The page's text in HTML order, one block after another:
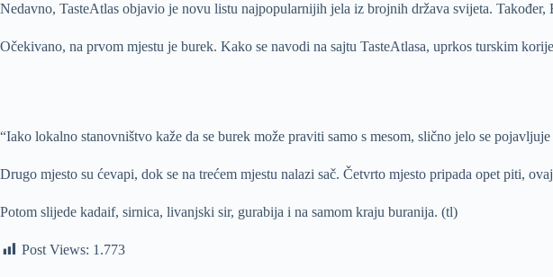
Nedavno, TasteAtlas objavio je novu listu najpopularnijih jela iz brojnih država svijeta.
Očekivano, na prvom mjestu je burek. Kako se navodi na sajtu TasteAtlasa, uprkos turskim
“Iako lokalno stanovništvo kaže da se burek može praviti samo s mesom, slično jelo se
Drugo mjesto su ćevapi, dok se na trećem mjestu nalazi sač. Četvrto mjesto pripada opet piti,
Potom slijede kadaif, sirnica, livanjski sir, gurabija i na samom kraju buranija. (tl)
Post Views: 1.773